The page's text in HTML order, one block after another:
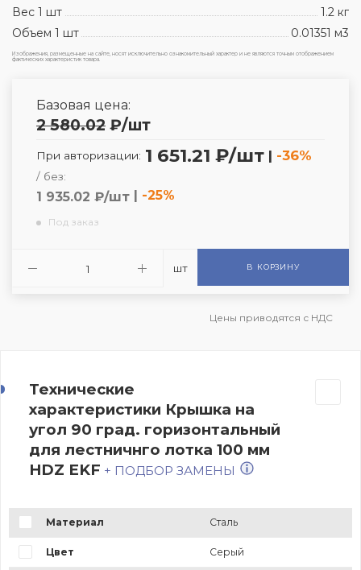
Вес 1 шт
1.2 кг
Объем 1 шт
0.01351 м3
Изображения, размещенные на сайте, носят исключительно ознакомительный характер и не являются точным отображением
фактических характеристик товара.
Базовая цена:
2 580.02 ₽/шт
При авторизации: 1 651.21 ₽/шт | -36%
/ без:
1 935.02 ₽/шт -25%
Под заказ
шт В КОРЗИНУ
Цены приводятся с НДС
Технические
характеристики Крышка на
угол 90 град. горизонтальный
для лестничнго лотка 100 мм
HDZ EKF + ПОДБОР ЗАМЕНЫ
Материал Сталь
Цвет Серый